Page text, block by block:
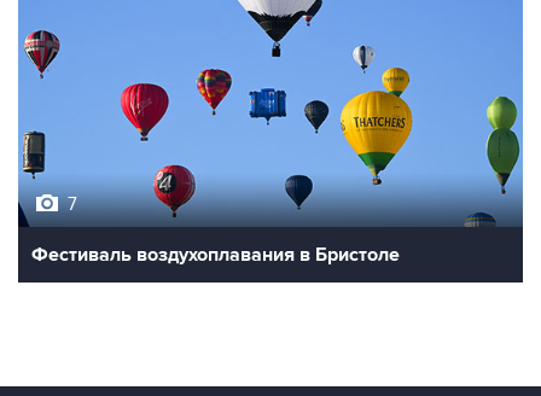
7
Фестиваль воздухоплавания в Бристоле